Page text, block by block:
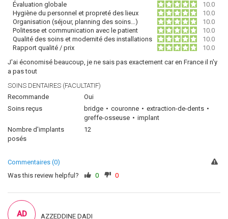
Évaluation globale
10.0
Hygiène du personnel et propreté des lieux
10.0
Organisation (séjour, planning des soins…)
10.0
Politesse et communication avec le patient
10.0
Qualité des soins et modernité des installations
10.0
Rapport qualité / prix
10.0
J'ai économisé beaucoup, je ne sais pas exactement car en France il n'y
a pas tout
SOINS DENTAIRES (FACULTATIF)
Recommande
Oui
Soins reçus
bridge couronne
extraction-de-dents
greffe-osseuse
implant
Nombre d'implants
posés
12
Commentaires (0)
Was this review helpful?
0 0
AD AZZEDDINE DADI